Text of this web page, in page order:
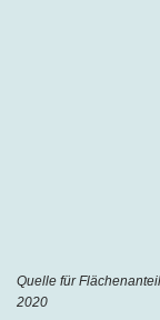
Quelle für
2020